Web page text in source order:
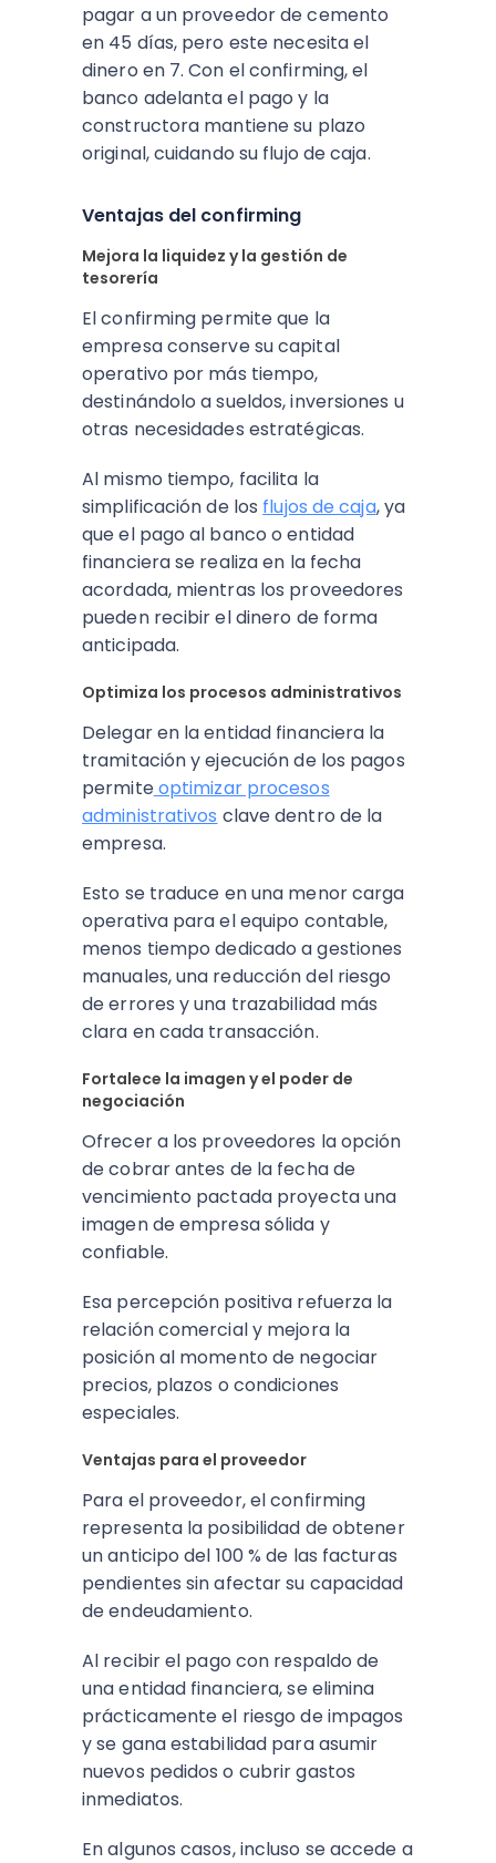
pagar a un proveedor de cemento
en 45 días, pero este necesita el
dinero en 7. Con el confirming, el
banco adelanta el pago y la
constructora mantiene su plazo
original, cuidando su flujo de caja.
Ventajas del confirming
Mejora la liquidez y la gestión de
tesorería
El confirming permite que la
empresa conserve su capital
operativo por más tiempo,
destinándolo a sueldos, inversiones u
otras necesidades estratégicas.
Al mismo tiempo, facilita la
simplificación de los flujos de caja, ya
que el pago al banco o entidad
financiera se realiza en la fecha
acordada, mientras los proveedores
pueden recibir el dinero de forma
anticipada.
Optimiza los procesos administrativos
Delegar en la entidad financiera la
tramitación y ejecución de los pagos
permiteoptimizar procesos
administrativos clave dentro de la
empresa.
Esto se traduce en una menor carga
operativa para el equipo contable,
menos tiempo dedicado a gestiones
manuales, una reducción del riesgo
de errores y una trazabilidad más
clara en cada transacción.
Fortalece la imagen y el poder de
negociación
Ofrecer a los proveedores la opción
de cobrar antes de la fecha de
vencimiento pactada proyecta una
imagen de empresa sólida y
confiable.
Esa percepción positiva refuerza la
relación comercial y mejora la
posición al momento de negociar
precios, plazos o condiciones
especiales.
Ventajas para el proveedor
Para el proveedor, el confirming
representa la posibilidad de obtener
un anticipo del 100 % de las facturas
pendientes sin afectar su capacidad
de endeudamiento.
Al recibir el pago con respaldo de
una entidad financiera, se elimina
prácticamente el riesgo de impagos
y se gana estabilidad para asumir
nuevos pedidos o cubrir gastos
inmediatos.
En algunos casos, incluso se accede a